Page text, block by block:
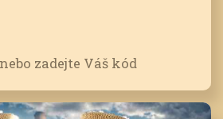
zadejte Váš kód